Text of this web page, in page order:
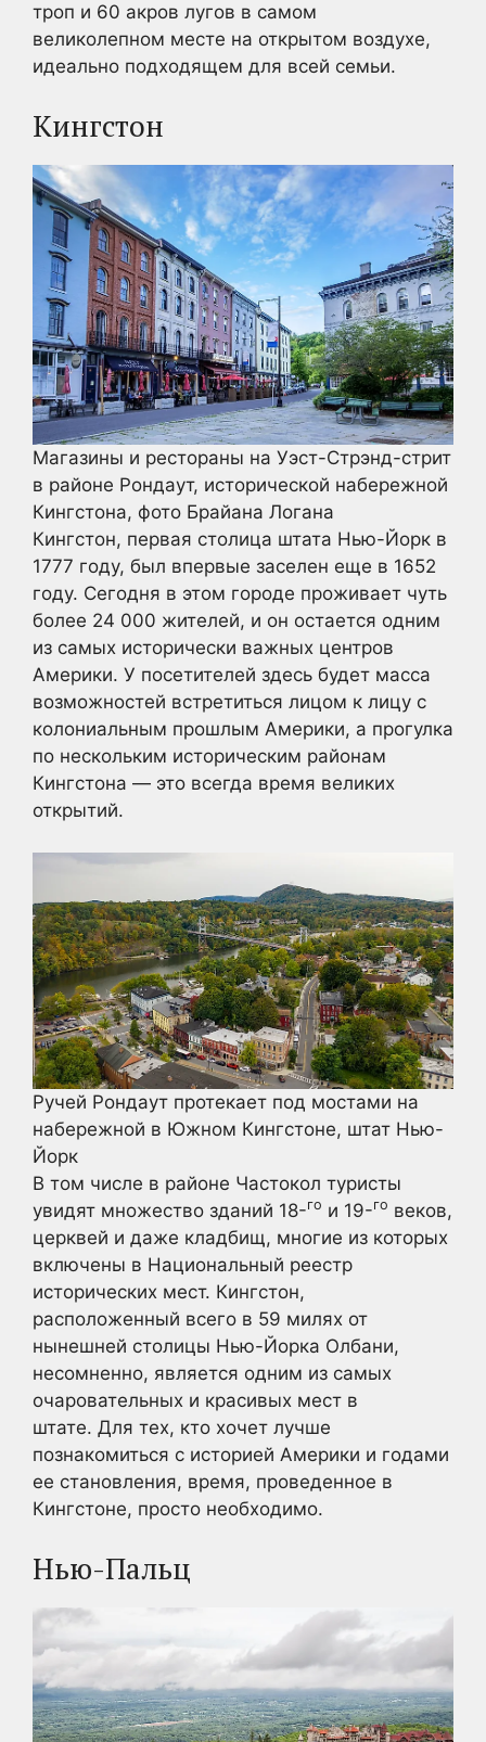
троп и 60 акров лугов в самом
великолепном месте на открытом воздухе,
идеально подходящем для всей семьи.
Кингстон
Магазины и рестораны на Уэст-Стрэнд-стрит
в районе Рондаут, исторической набережной
Кингстона, фото Брайана Логана
Кингстон, первая столица штата Нью-Йорк в
1777 году, был впервые заселен еще в 1652
году. Сегодня в этом городе проживает чуть
более 24 000 жителей, и он остается одним
из самых исторически важных центров
Америки. У посетителей здесь будет масса
возможностей встретиться лицом к лицу с
колониальным прошлым Америки, а прогулка
по нескольким историческим районам
Кингстона — это всегда время великих
открытий.
Ручей Рондаут протекает под мостами на
набережной в Южном Кингстоне, штат Нью-
Йорк
В том числе в районе Частокол туристы
увидят множество зданий 18-го и 19-го веков,
церквей и даже кладбищ, многие из которых
включены в Национальный реестр
исторических мест. Кингстон,
расположенный всего в 59 милях от
нынешней столицы Нью-Йорка Олбани,
несомненно, является одним из самых
очаровательных и красивых мест в
штате. Для тех, кто хочет лучше
познакомиться с историей Америки и годами
ее становления, время, проведенное в
Кингстоне, просто необходимо.
Нью-Пальц